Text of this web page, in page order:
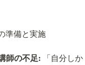
準備と実施
師の不足: 「自分しか